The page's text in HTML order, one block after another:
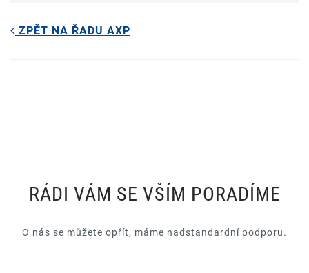
ZPĚT NA ŘADU AXP
RÁDI VÁM SE VŠÍM PORADÍME
O nás se můžete opřít, máme nadstandardní podporu.